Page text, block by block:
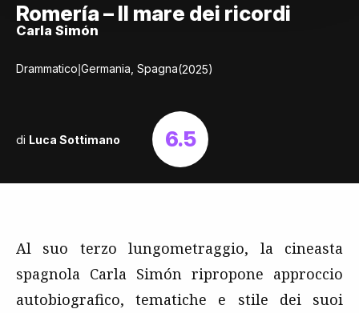
Romería – Il mare dei ricordi
Carla Simón
Drammatico|Germania, Spagna(2025)
di Luca Sottimano 6.5
Al suo terzo lungometraggio, la cineasta
spagnola Carla Simón ripropone approccio
autobiografico, tematiche e stile dei suoi